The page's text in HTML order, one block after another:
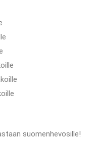
suomenhevosille!